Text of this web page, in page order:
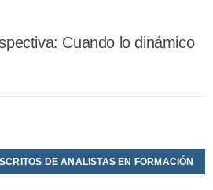
Cuando lo dinámico
DE ANALISTAS EN FORMACIÓN